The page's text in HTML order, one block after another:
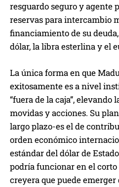
resguardo seguro y agente
reservas para intercambio
financiamiento de su
dólar, la libra esterlina y el
La única forma en que
exitosamente es a nivel
“fuera de la caja”, elevando
movidas y acciones. Su
largo plazo-es el de
orden económico
estándar del dólar de
podría funcionar en el
creyera que puede